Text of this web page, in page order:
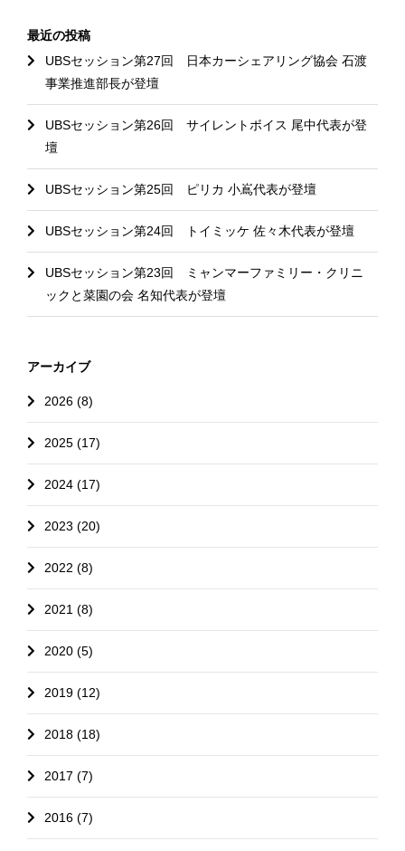
最近の投稿
UBSセッション第27回 日本カーシェアリング協会 石渡
事業推進部長が登壇
UBSセッション第26回 サイレントボイス 尾中代表が登
壇
UBSセッション第25回 ピリカ 小嶌代表が登壇
UBSセッション第24回 トイミッケ 佐々木代表が登壇
UBSセッション第23回 ミャンマーファミリー・クリニ
ックと菜園の会 名知代表が登壇
アーカイブ
2026 (8)
2025 (17)
2024 (17)
2023 (20)
2022 (8)
2021 (8)
2020 (5)
2019 (12)
2018 (18)
2017 (7)
2016 (7)